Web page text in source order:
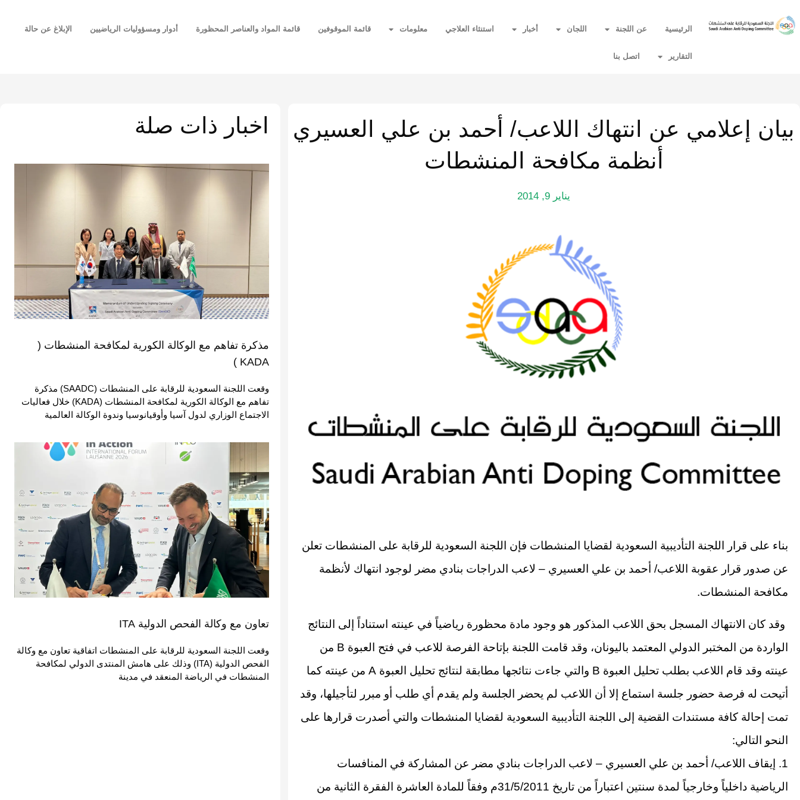
الرئيسية عن اللجنة اللجان أخبار استنثاء العلاجي معلومات قائمة الموقوفين قائمة المواد والعناصر المحظورة أدوار ومسؤوليات الرياضيين الإبلاغ عن حالة
التقارير اتصل بنا
بيان إعلامي عن انتهاك اللاعب/ أحمد بن علي العسيري
أنظمة مكافحة المنشطات
يناير 9, 2014
بناء على قرار اللجنة التأديبية السعودية لقضايا المنشطات فإن اللجنة السعودية للرقابة على المنشطات تعلن
عن صدور قرار عقوبة اللاعب/ أحمد بن علي العسيري – لاعب الدراجات بنادي مضر لوجود انتهاك لأنظمة
مكافحة المنشطات.
وقد كان الانتهاك المسجل بحق اللاعب المذكور هو وجود مادة محظورة رياضياً في عينته استناداً إلى النتائج
الواردة من المختبر الدولي المعتمد باليونان، وقد قامت اللجنة بإتاحة الفرصة للاعب في فتح العبوة B من
عينته وقد قام اللاعب بطلب تحليل العبوة B والتي جاءت نتائجها مطابقة لنتائج تحليل العبوة A من عينته كما
أتيحت له فرصة حضور جلسة استماع إلا أن اللاعب لم يحضر الجلسة ولم يقدم أي طلب أو مبرر لتأجيلها، وقد
تمت إحالة كافة مستندات القضية إلى اللجنة التأديبية السعودية لقضايا المنشطات والتي أصدرت قرارها على
النحو التالي:
1. إيقاف اللاعب/ أحمد بن علي العسيري – لاعب الدراجات بنادي مضر عن المشاركة في المنافسات
الرياضية داخلياً وخارجياً لمدة سنتين اعتباراً من تاريخ 31/5/2011م وفقاً للمادة العاشرة الفقرة الثانية من
اخبار ذات صلة
مذكرة تفاهم مع الوكالة الكورية لمكافحة المنشطات (
KADA )
وقعت اللجنة السعودية للرقابة على المنشطات (SAADC) مذكرة
تفاهم مع الوكالة الكورية لمكافحة المنشطات (KADA) خلال فعاليات
الاجتماع الوزاري لدول آسيا وأوقيانوسيا وندوة الوكالة العالمية
تعاون مع وكالة الفحص الدولية ITA
وقعت اللجنة السعودية للرقابة على المنشطات اتفاقية تعاون مع وكالة
الفحص الدولية (ITA) وذلك على هامش المنتدى الدولي لمكافحة
المنشطات في الرياضة المنعقد في مدينة